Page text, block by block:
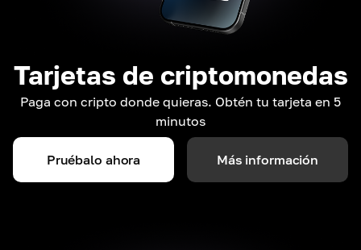
Tarjetas de criptomonedas
Paga con cripto donde quieras. Obtén tu tarjeta en 5
minutos
Pruébalo ahora Más información